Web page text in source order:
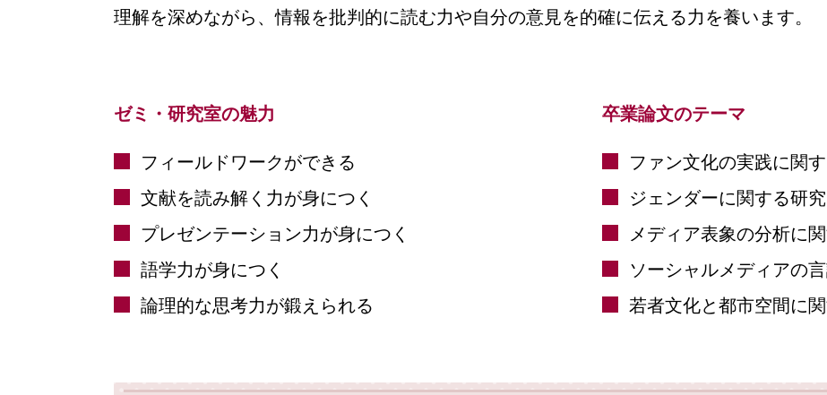
理解を深めながら、情報を批判的に読む力や自分の意見を的確に伝える力を養います。
ゼミ・研究室の魅力
フィールドワークができる
⽂献を読み解く力が身につく
プレゼンテーション⼒が⾝につく
語学力が身につく
論理的な思考力が鍛えられる
卒業論文のテーマ
ファン文化の実践に関
ジェンダーに関する研究
メディア表象の分析に
ソーシャルメディアの
若者文化と都市空間に